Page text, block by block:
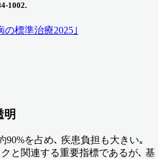
1002.
の標準治療2025｣
明
90%を占め､ 疾患負担も大きい｡
と関連する重要指標であるが､ 基